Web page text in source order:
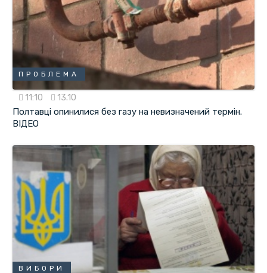
ПРОБЛЕМА
11:10 13.10
Полтавці опинилися без газу на невизначений термін.
ВІДЕО
ВИБОРИ